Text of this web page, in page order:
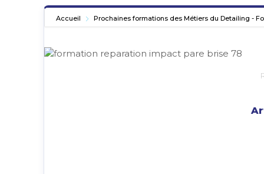
Accueil Prochaines formations des Métiers du Detailing -